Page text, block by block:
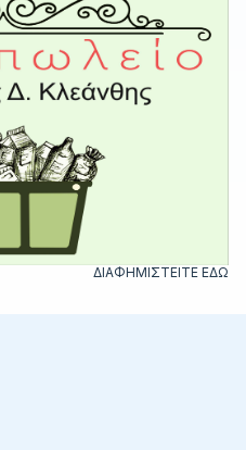
ΔΙΑΦΗΜΙΣΤΕΙΤΕ ΕΔΩ